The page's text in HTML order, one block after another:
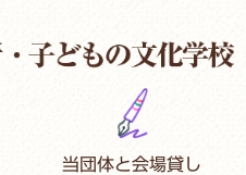
当団体と会場貸し